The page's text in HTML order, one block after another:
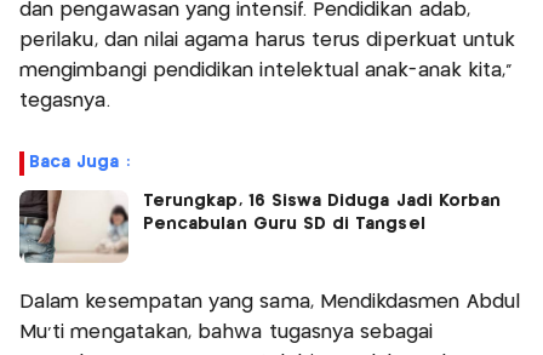
dan pengawasan yang intensif. Pendidikan adab,
perilaku, dan nilai agama harus terus diperkuat untuk
mengimbangi pendidikan intelektual anak-anak kita,”
tegasnya.
Baca Juga :
Terungkap, 16 Siswa Diduga Jadi Korban
Pencabulan Guru SD di Tangsel
Dalam kesempatan yang sama, Mendikdasmen Abdul
Mu'ti mengatakan, bahwa tugasnya sebagai